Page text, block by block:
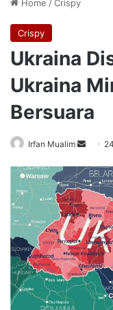
Home /Crispy
Crispy
Ukraina
Ukraina
Bersuara
Irfan Mualim
Send
email